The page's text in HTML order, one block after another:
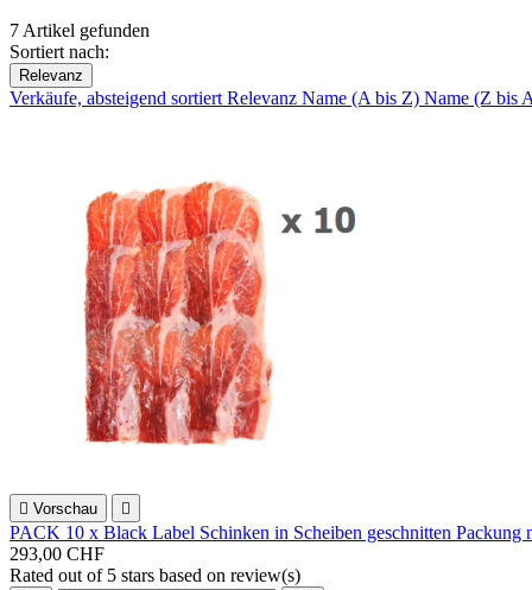
7 Artikel gefunden
Sortiert nach:
Relevanz
Verkäufe, absteigend sortiert Relevanz Name (A bis Z) Name (Z bis
 Vorschau 
PACK 10 x Black Label Schinken in Scheiben geschnitten Packung
293,00 CHF
Rated out of 5 stars based on review(s)